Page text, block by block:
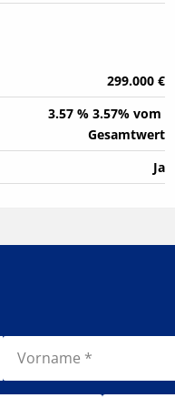
299.000 €
3.57 % 3.57% vom
Gesamtwert
Ja